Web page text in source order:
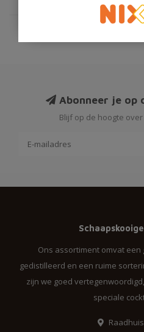
Abonneer je op
Blijf op de hoogte
Ons assortiment omvat
gedistilleerd en een ruime
zijn we goed
speciale